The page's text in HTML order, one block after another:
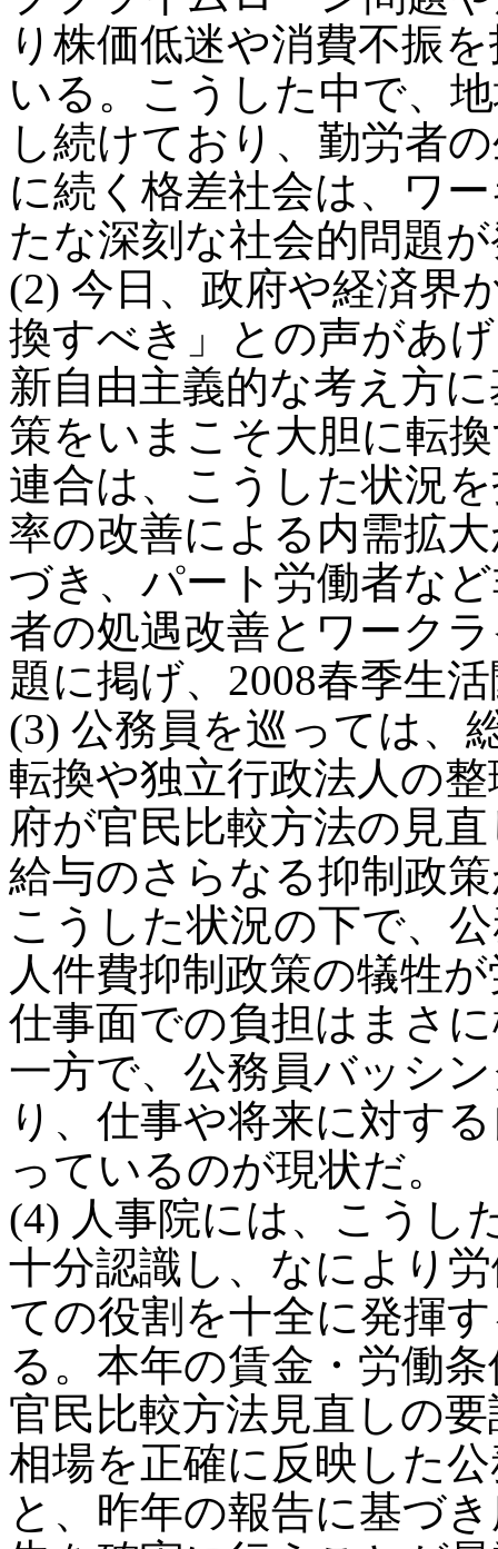
り株価低迷や消費不振
いる。こうした中で、
し続けており、勤労者
に続く格差社会は、ワ
たな深刻な社会的問題
(2) 今日、政府や経済界
換すべき」との声があ
新自由主義的な考え方
策をいまこそ大胆に転
連合は、こうした状況
率の改善による内需拡
づき、パート労働者な
者の処遇改善とワーク
題に掲げ、2008春季生
(3) 公務員を巡っては、
転換や独立行政法人の
府が官民比較方法の見
給与のさらなる抑制政
こうした状況の下で、
人件費抑制政策の犠牲
仕事面での負担はまさ
一方で、公務員バッシ
り、仕事や将来に対す
っているのが現状だ。
(4) 人事院には、こうし
十分認識し、なにより
ての役割を十全に発揮
る。本年の賃金・労働
官民比較方法見直しの
相場を正確に反映した
と、昨年の報告に基づ